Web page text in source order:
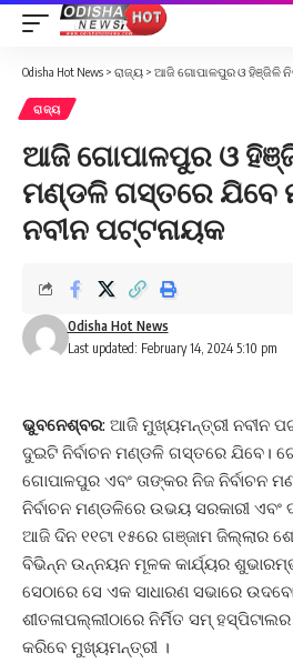
Odisha Hot News > ରାଜ୍ୟ > ଆଜି ଗୋପାଳପୁର ଓ ହିଞ୍ଜିଳି ନିର୍ବାଚନ
ରାଜ୍ୟ
ଆଜି ଗୋପାଳପୁର ଓ
ମଣ୍ଡଳି ଗସ୍ତରେ ଯିବେ
ନବୀନ ପଟ୍ଟନାୟକ
Last updated: February 14, 2024 5:10 pm
Odisha Hot News
ଭୁବନେଶ୍ବର: ଆଜି ମୁଖ୍ୟମନ୍ତ୍ରୀ ନବୀନ
ଦୁଇଟି ନିର୍ବାଚନ ମଣ୍ଡଳି ଗସ୍ତରେ ଯିବେ।
ଗୋପାଳପୁର ଏବଂ ତାଙ୍କର ନିଜ ନିର୍ବାଚନ
ନିର୍ବାଚନ ମଣ୍ଡଳିରେ ଉଭୟ ସରକାରୀ ଏବଂ
ଆଜି ଦିନ ୧୧ଟା ୧୫ରେ ଗଞ୍ଜାମ ଜିଲ୍ଲାର
ବିଭିନ୍ନ ଉନ୍ନୟନ ମୂଳକ କାର୍ଯ୍ୟର
ସେଠାରେ ସେ ଏକ ସାଧାରଣ ସଭାରେ
ଶୀତଳାପଲ୍ଲୀଠାରେ ନିର୍ମିତ ସମ୍
କରିବେ ମୁଖ୍ୟମନ୍ତ୍ରୀ ।